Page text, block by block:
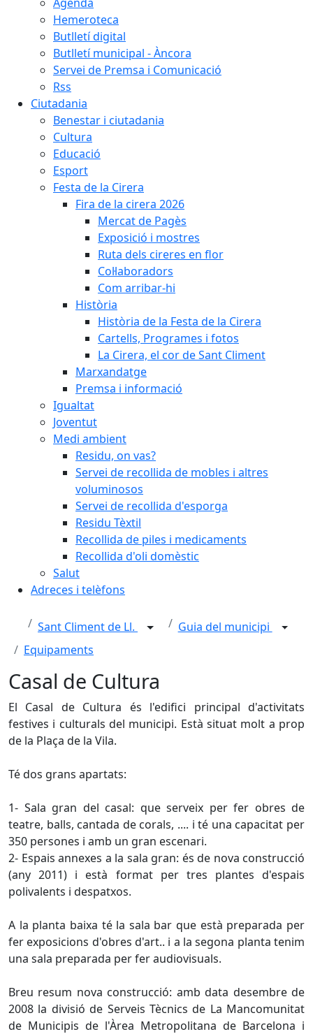
Hemeroteca
Butlletí digital
Butlletí municipal - Àncora
Servei de Premsa i Comunicació
Rss
Ciutadania
Benestar i ciutadania
Cultura
Educació
Esport
Festa de la Cirera
Fira de la cirera 2026
Mercat de Pagès
Exposició i mostres
Ruta dels cireres en flor
Col·laboradors
Com arribar-hi
Història
Història de la Festa de la Cirera
Cartells, Programes i fotos
La Cirera, el cor de Sant Climent
Marxandatge
Premsa i informació
Igualtat
Joventut
Medi ambient
Residu, on vas?
Servei de recollida de mobles i altres
voluminosos
Servei de recollida d'esporga
Residu Tèxtil
Recollida de piles i medicaments
Recollida d'oli domèstic
Salut
Adreces i telèfons
Sant Climent de Ll.
Guia del municipi
Equipaments
Casal de Cultura
El Casal de Cultura és l'edifici principal d'activitats
festives i culturals del municipi. Està situat molt a prop
de la Plaça de la Vila.
Té dos grans apartats:
1- Sala gran del casal: que serveix per fer obres de
teatre, balls, cantada de corals, .... i té una capacitat per
350 persones i amb un gran escenari.
2- Espais annexes a la sala gran: és de nova construcció
(any 2011) i està format per tres plantes d'espais
polivalents i despatxos.
A la planta baixa té la sala bar que està preparada per
fer exposicions d'obres d'art.. i a la segona planta tenim
una sala preparada per fer audiovisuals.
Breu resum nova construcció: amb data desembre de
2008 la divisió de Serveis Tècnics de La Mancomunitat
de Municipis de l'Àrea Metropolitana de Barcelona i